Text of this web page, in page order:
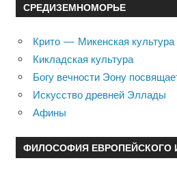
СРЕДИЗЕМНОМОРЬЕ
Крито — Микенская культура
Кикладская культура
Богу вечности Эону
Искусство древней Эллады
Афины
ФИЛОСОФИЯ ЕВРОПЕЙСКОГО